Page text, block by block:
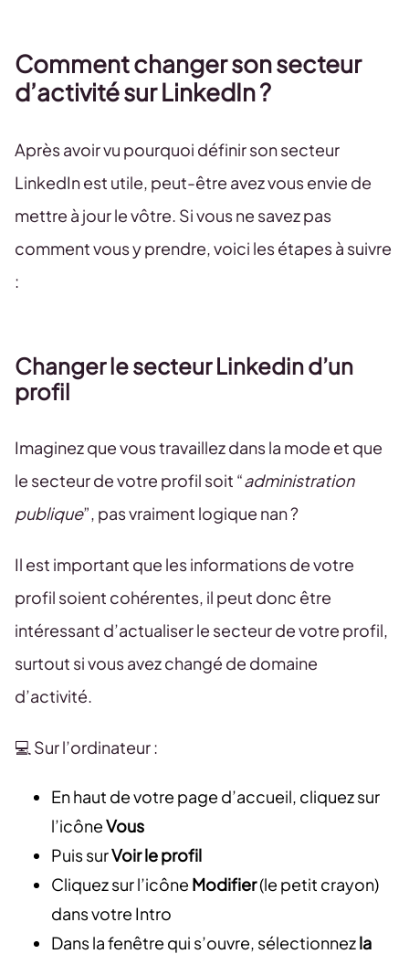
Comment changer son secteur
d’activité sur LinkedIn ?
Après avoir vu pourquoi définir son secteur
LinkedIn est utile, peut-être avez vous envie de
mettre à jour le vôtre. Si vous ne savez pas
comment vous y prendre, voici les étapes à suivre
:
Changer le secteur Linkedin d’un
profil
Imaginez que vous travaillez dans la mode et que
le secteur de votre profil soit “administration
publique”, pas vraiment logique nan ?
Il est important que les informations de votre
profil soient cohérentes, il peut donc être
intéressant d’actualiser le secteur de votre profil,
surtout si vous avez changé de domaine
d’activité.
💻 Sur l’ordinateur :
En haut de votre page d’accueil, cliquez sur
l’icôneVous
Puis surVoir le profil
Cliquez sur l’icône Modifier(le petit crayon)
dans votre Intro
Dans la fenêtre qui s’ouvre, sélectionnezla